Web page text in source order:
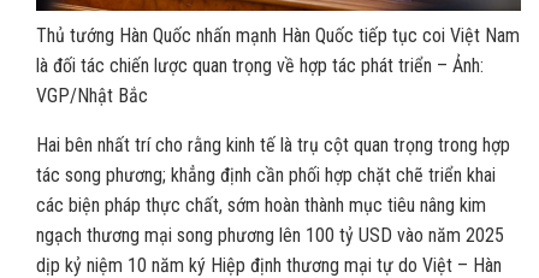
Thủ tướng Hàn Quốc nhấn mạnh Hàn Quốc tiếp tục coi Việt Nam
là đối tác chiến lược quan trọng về hợp tác phát triển – Ảnh:
VGP/Nhật Bắc
Hai bên nhất trí cho rằng kinh tế là trụ cột quan trọng trong hợp
tác song phương; khẳng định cần phối hợp chặt chẽ triển khai
các biện pháp thực chất, sớm hoàn thành mục tiêu nâng kim
ngạch thương mại song phương lên 100 tỷ USD vào năm 2025
dịp kỷ niệm 10 năm ký Hiệp định thương mại tự do Việt – Hàn